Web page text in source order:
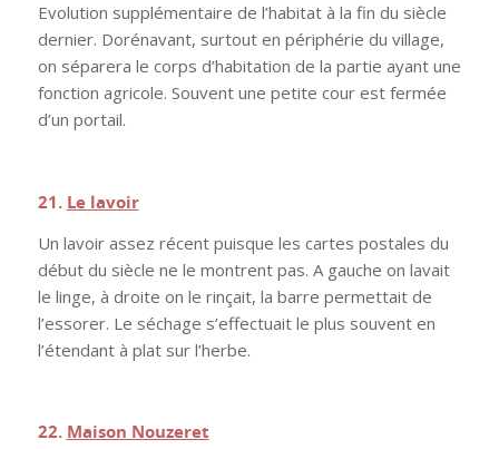
Evolution supplémentaire de l’habitat à la fin du siècle
dernier. Dorénavant, surtout en périphérie du village,
on séparera le corps d’habitation de la partie ayant une
fonction agricole. Souvent une petite cour est fermée
d’un portail.
21. Le lavoir
Un lavoir assez récent puisque les cartes postales du
début du siècle ne le montrent pas. A gauche on lavait
le linge, à droite on le rinçait, la barre permettait de
l’essorer. Le séchage s’effectuait le plus souvent en
l’étendant à plat sur l’herbe.
22. Maison Nouzeret